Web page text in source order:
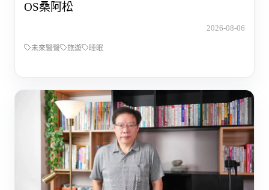
OS桑阿松
2026-08-06
未來醫聲 旅遊 睡眠